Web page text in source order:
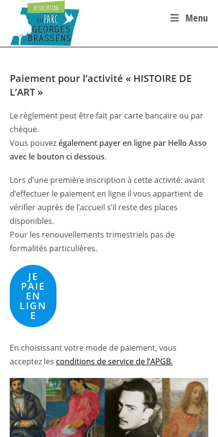
Menu
Paiement pour l’activité « HISTOIRE DE
L’ART »
Le règlement peut être fait par carte bancaire ou par
chèque.
Vous pouvezégalement payer en ligne par Hello Asso
avec le bouton ci dessous.
Lors d’une première inscription à cette activité: avant
d’effectuer le paiement en ligne il vous appartient de
vériﬁer auprès de l’accueil s’il reste des places
disponibles.
Pour les renouvellements trimestriels pas de
formalités particulières.
JE
PAIE
EN
LIGN
E
En choisissant votre mode de paiement, vous
acceptez les conditions de service de l’APGB.